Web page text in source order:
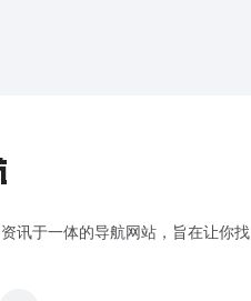
讯于一体的导航网站，旨在让你找